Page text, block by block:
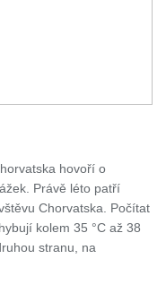
hovoří o
Právě léto patří
Chorvatska. Počítat
kolem 35 °C až 38
stranu, na